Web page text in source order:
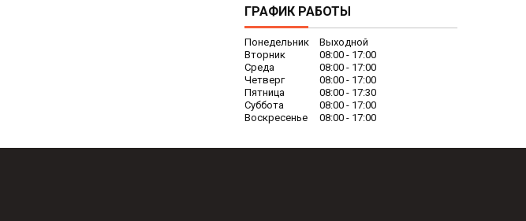
ГРАФИК РАБОТЫ
Понедельник
Выходной
Вторник
08:00
17:00
Среда
08:00
17:00
Четверг
08:00
17:00
Пятница
08:00
17:30
Суббота
08:00
17:00
Воскресенье
08:00 17:00